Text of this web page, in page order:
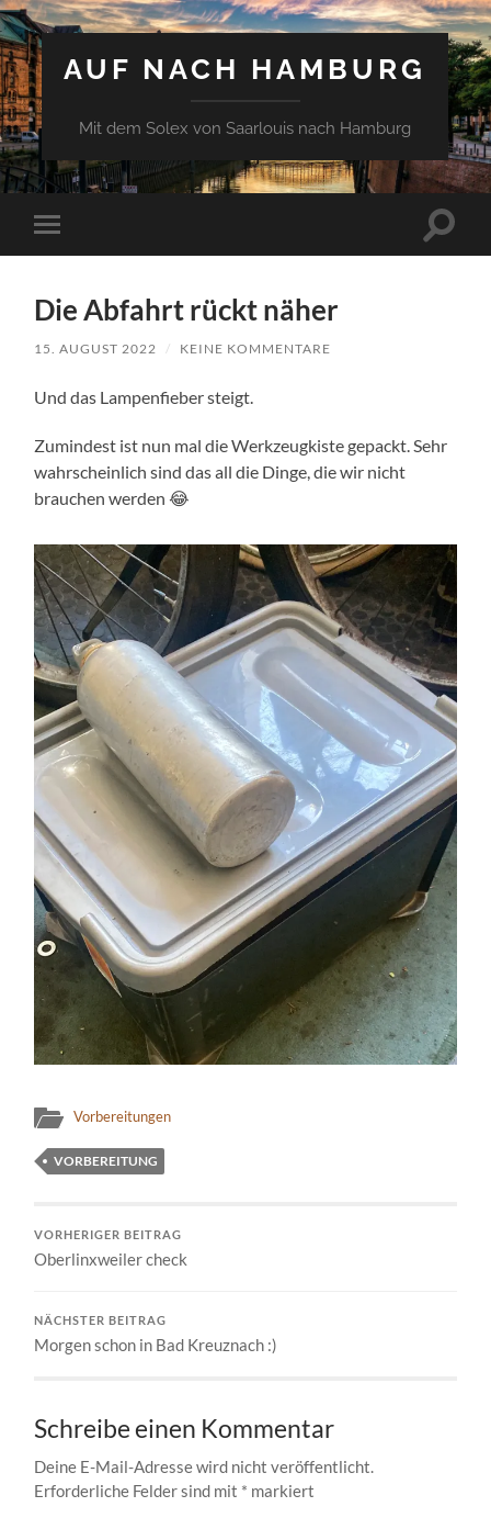
AUF NACH HAMBURG
Mit dem Solex von Saarlouis nach Hamburg
Mobile-
Menü
Die Abfahrt rückt näher
15. AUGUST 2022 / KEINE KOMMENTARE
Und das Lampenfieber steigt.
Zumindest ist nun mal die Werkzeugkiste gepackt. Sehr
wahrscheinlich sind das all die Dinge, die wir nicht
brauchen werden 😂
Vorbereitungen
VORBEREITUNG
VORHERIGER BEITRAG
Oberlinxweiler check
NÄCHSTER BEITRAG
Morgen schon in Bad Kreuznach :)
Schreibe einen Kommentar
Deine E-Mail-Adresse wird nicht veröffentlicht.
Erforderliche Felder sind mit * markiert